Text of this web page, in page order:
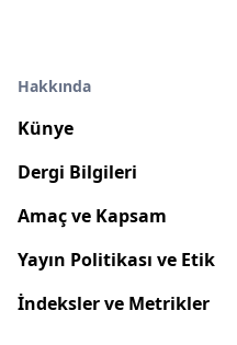
Hakkında
Künye
Dergi Bilgileri
Amaç ve Kapsam
Yayın Politikası ve Etik
İndeksler ve Metrikler